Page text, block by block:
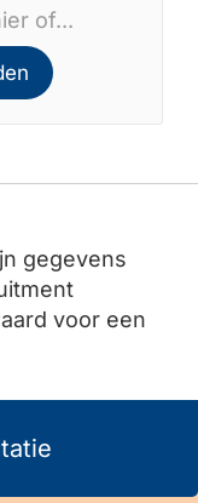
of...
gegevens
voor een